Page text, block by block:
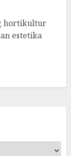
hortikultur
estetika